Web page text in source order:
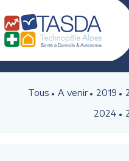
Tous A venir 2019
2024